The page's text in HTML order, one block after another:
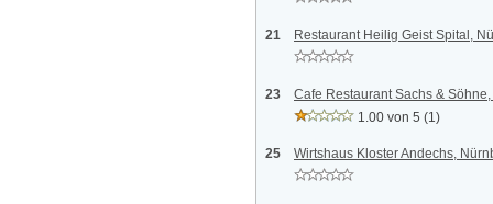
21 Restaurant Heilig Geist Spital,
23
Cafe Restaurant Sachs &
1.00 von 5 (1)
25 Wirtshaus Kloster Andechs,